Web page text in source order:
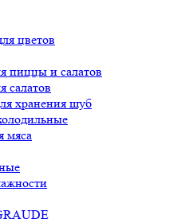
цветов
пиццы и салатов
салатов
хранения шуб
мяса